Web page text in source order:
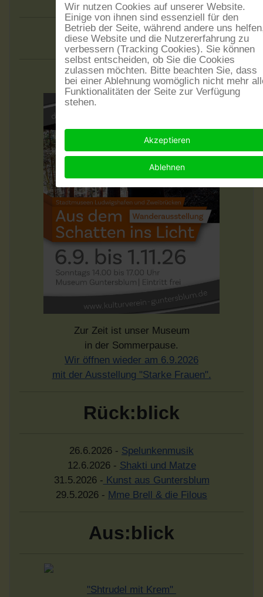
Augen:blick
Zur Zeit ist unser Museum
in der Sommerpause.
Wir öffnen wieder am 6.9.2026
mit der Ausstellung "Starke Frauen".
Rück:blick
26.6.2026 - Spelunkenmusik
12.6.2026 - Shakti und Matze
31.5.2026 - Kunst aus Guntersblum
29.5.2026 - Mme Brell & die Filous
Aus:blick
"Shtrudel mit Krem"
Wir nutzen Cookies auf unserer Website.
Einige von ihnen sind essenziell für den
Betrieb der Seite, während andere uns
diese Website und die Nutzererfahrung zu
verbessern (Tracking Cookies). Sie können
selbst entscheiden, ob Sie die Cookies
zulassen möchten. Bitte beachten Sie, dass
bei einer Ablehnung womöglich nicht mehr
Funktionalitäten der Seite zur Verfügung
stehen.
Akzeptieren
Ablehnen